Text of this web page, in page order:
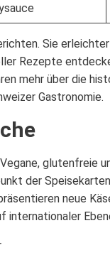
Sie
Rezepte
mehr über die
Gastronomie.
glutenfreie
der
neue
internationaler